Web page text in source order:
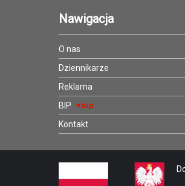
Nawigacja
O nas
Dziennikarze
Reklama
BIP
Kontakt